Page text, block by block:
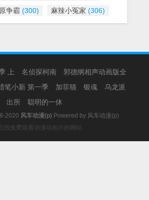
争霸 (300) 麻辣小冤家 (306)
上 名侦探柯南
郭德纲相声动画版全
笔小新 第一季 加菲猫 银魂
乌龙派
出所
聪明的一休
2020 风车动漫(p) Powered by 风车动漫(p)
线免费观看动漫动画片的网站